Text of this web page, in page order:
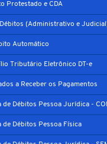
Protestado e CDA
(Administrativo e
Automático
Tributário Eletrônico DT-e
a Receber os Pagamentos
de Débitos Pessoa Jurídica -
de Débitos Pessoa Física